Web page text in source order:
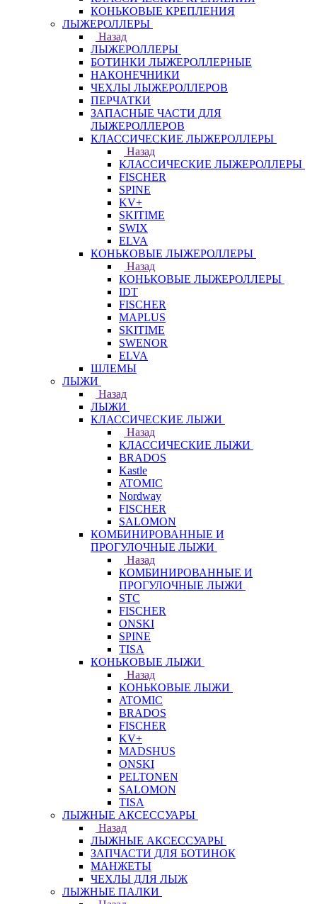
КОНЬКОВЫЕ КРЕПЛЕНИЯ
ЛЫЖЕРОЛЛЕРЫ
Назад
ЛЫЖЕРОЛЛЕРЫ
БОТИНКИ ЛЫЖЕРОЛЛЕРНЫЕ
НАКОНЕЧНИКИ
ЧЕХЛЫ ЛЫЖЕРОЛЛЕРОВ
ПЕРЧАТКИ
ЗАПАСНЫЕ ЧАСТИ ДЛЯ
ЛЫЖЕРОЛЛЕРОВ
КЛАССИЧЕСКИЕ ЛЫЖЕРОЛЛЕРЫ
Назад
КЛАССИЧЕСКИЕ ЛЫЖЕРОЛЛЕРЫ
FISCHER
SPINE
KV+
SKITIME
SWIX
ELVA
КОНЬКОВЫЕ ЛЫЖЕРОЛЛЕРЫ
Назад
КОНЬКОВЫЕ ЛЫЖЕРОЛЛЕРЫ
IDT
FISCHER
MAPLUS
SKITIME
SWENOR
ELVA
ШЛЕМЫ
ЛЫЖИ
Назад
ЛЫЖИ
КЛАССИЧЕСКИЕ ЛЫЖИ
Назад
КЛАССИЧЕСКИЕ ЛЫЖИ
BRADOS
Kastle
ATOMIC
Nordway
FISCHER
SALOMON
КОМБИНИРОВАННЫЕ И
ПРОГУЛОЧНЫЕ ЛЫЖИ
Назад
КОМБИНИРОВАННЫЕ И
ПРОГУЛОЧНЫЕ ЛЫЖИ
STC
FISCHER
ONSKI
SPINE
TISA
КОНЬКОВЫЕ ЛЫЖИ
Назад
КОНЬКОВЫЕ ЛЫЖИ
ATOMIC
BRADOS
FISCHER
KV+
MADSHUS
ONSKI
PELTONEN
SALOMON
TISA
ЛЫЖНЫЕ АКСЕССУАРЫ
Назад
ЛЫЖНЫЕ АКСЕССУАРЫ
ЗАПЧАСТИ ДЛЯ БОТИНОК
МАНЖЕТЫ
ЧЕХЛЫ ДЛЯ ЛЫЖ
ЛЫЖНЫЕ ПАЛКИ